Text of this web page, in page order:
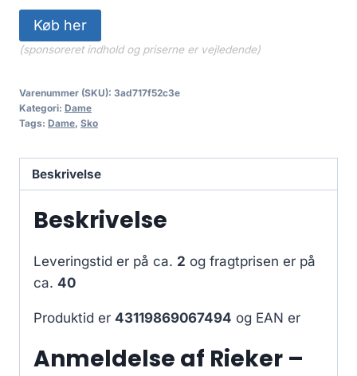
Køb her
(sponsoreret indhold og priserne er vejledende)
Varenummer (SKU): 3ad717f52c3e
Kategori: Dame
Tags: Dame, Sko
Beskrivelse
Beskrivelse
Leveringstid er på ca. 2 og fragtprisen er på
ca. 40
Produktid er 43119869067494 og EAN er
Anmeldelse af Rieker –